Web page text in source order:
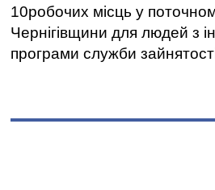
10робочих місць у
Чернігівщини для людей з
програми служби